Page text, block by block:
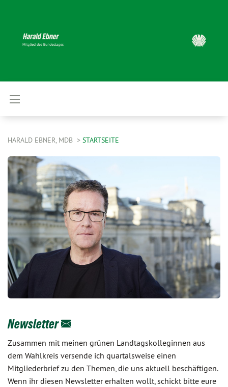
HARALD EBNER, MDB STARTSEITE
Newsletter
Zusammen mit meinen grünen Landtagskolleginnen aus
dem Wahlkreis versende ich quartalsweise einen
Mitgliederbrief zu den Themen, die uns aktuell beschäftigen.
Wenn ihr diesen Newsletter erhalten wollt, schickt bitte eure